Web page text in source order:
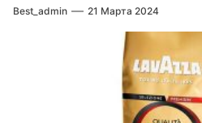
Best_admin 21 Марта 2024